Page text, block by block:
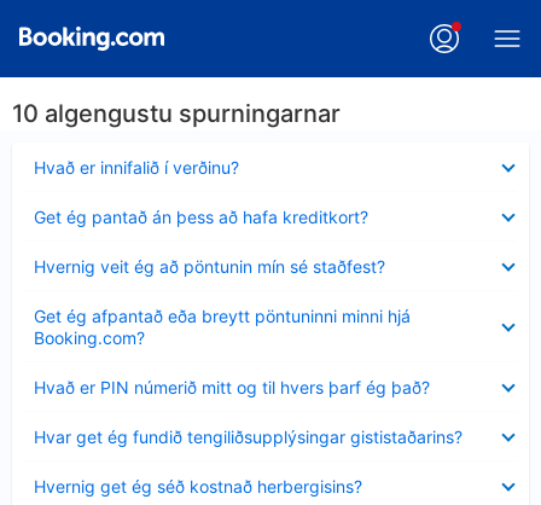
10 algengustu spurningarnar
Hvað er innifalið í verðinu?
sýnt
Get ég pantað án þess að hafa kreditkort?
sýnt
Hvernig veit ég að pöntunin mín sé staðfest?
sýnt
Get ég afpantað eða breytt pöntuninni minni hjá
Booking.com?
sýnt
Hvað er PIN númerið mitt og til hvers þarf ég það?
sýnt
Hvar get ég fundið tengiliðsupplýsingar gististaðarins?
sýnt
Hvernig get ég séð kostnað herbergisins?
sýnt